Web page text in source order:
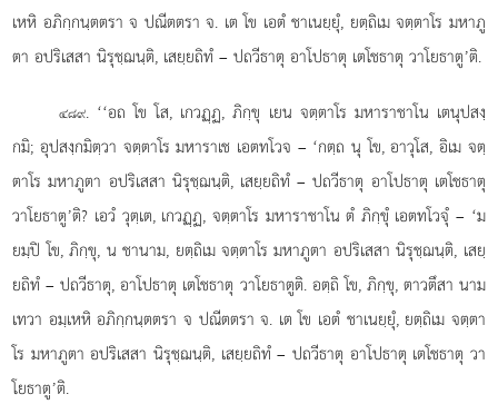
เหหิ อภิกฺกนฺตตราจ ปณีตตรา จ. เต โข เอตํ ชาเนยฺยุํ, ยตฺถิเม จตฺตาโร มหาภู
ตา อปริเสสา นิรุชฺฌนฺติ, เสยฺยถิทํ – ปถวีธาตุ อาโปธาตุ เตโชธาตุ วาโยธาตู’ติ.
๔๘๙. ‘‘อถ โข โส, เกวฏฺฏ, ภิกฺขุ เยน จตฺตาโร มหาราชาโน เตนุปสงฺ
กมิ; อุปสงฺกมิตฺวา จตฺตาโร มหาราเช เอตทโวจ – ‘กตฺถ นุ โข, อาวุโส, อิเม จตฺ
ตาโร มหาภูตา อปริเสสา นิรุชฺฌนฺติ, เสยฺยถิทํ – ปถวีธาตุ อาโปธาตุ เตโชธาตุ
วาโยธาตู’ติ? เอวํ วุตฺเต, เกวฏฺฏ, จตฺตาโร มหาราชาโน ตํ ภิกฺขุํ เอตทโวจุํ – ‘ม
ยมฺปิ โข, ภิกฺขุ, น ชานาม, ยตฺถิเม จตฺตาโร มหาภูตา อปริเสสา นิรุชฺฌนฺติ, เสยฺ
ยถิทํ – ปถวีธาตุ, อาโปธาตุ เตโชธาตุ วาโยธาตูติ. อตฺถิ โข, ภิกฺขุ, ตาวตึสา นาม
เทวา อมฺเหหิ อภิกฺกนฺตตรา จ ปณีตตรา จ. เต โข เอตํ ชาเนยฺยุํ, ยตฺถิเม จตฺตา
โร มหาภูตา อปริเสสา นิรุชฺฌนฺติ, เสยฺยถิทํ – ปถวีธาตุ อาโปธาตุ เตโชธาตุ วา
โยธาตู’ติ.